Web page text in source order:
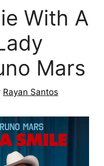
With A
Mars
Rayan Santos